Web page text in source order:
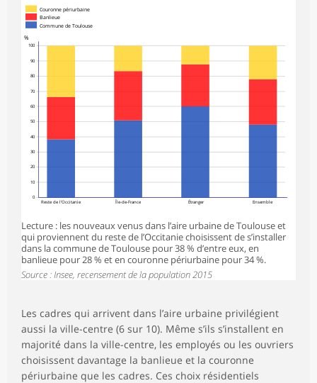
0
10
20
30
40
50
60
70
80
90
100
%
Reste de l’Occitanie Île-de-France Étranger Ensemble
Commune de Toulouse
Banlieue
Couronne périurbaine
Lecture : les nouveaux venus dans l’aire urbaine de Toulouse et
qui proviennent du reste de l’Occitanie choisissent de s’installer
dans la commune de Toulouse pour 38 % d’entre eux, en
banlieue pour 28 % et en couronne périurbaine pour 34 %.
Source : Insee, recensement de la population 2015
Les cadres qui arrivent dans l’aire urbaine privilégient
aussi la ville-centre (6 sur 10). Même s’ils s’installent en
majorité dans la ville-centre, les employés ou les ouvriers
choisissent davantage la banlieue et la couronne
périurbaine que les cadres. Ces choix résidentiels